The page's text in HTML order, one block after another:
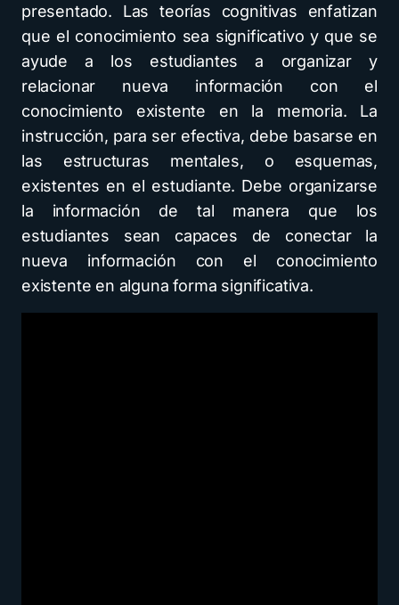
presentado. Las teorías cognitivas enfatizan
que el conocimiento sea significativo y que se
ayude a los estudiantes a organizar y
relacionar nueva información con el
conocimiento existente en la memoria. La
instrucción, para ser efectiva, debe basarse en
las estructuras mentales, o esquemas,
existentes en el estudiante. Debe organizarse
la información de tal manera que los
estudiantes sean capaces de conectar la
nueva información con el conocimiento
existente en alguna forma significativa.